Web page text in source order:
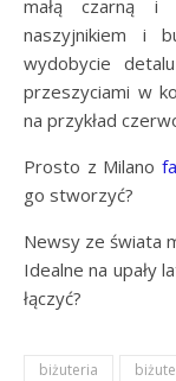
małą czarną i
naszyjnikiem i
wydobycie
przeszyciami w
na przykład
Prosto z Milano
go stworzyć?
Newsy ze świata
Idealne na upały
łączyć?
biżuteria